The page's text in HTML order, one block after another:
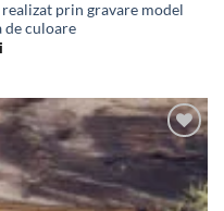
prin gravare model
de culoare
Adauga
dorinte